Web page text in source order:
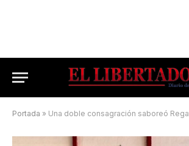
Portada » Una doble consagración saboreó